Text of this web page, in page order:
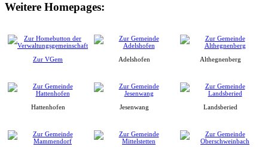
Weitere Homepages:
Zur VGem Adelshofen Althegnenberg
Hattenhofen Jesenwang Landsberied